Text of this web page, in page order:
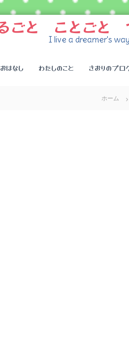
ごと ことごと
I live a dreamer's way
はなし わたしのこと さおりのブロ
ホーム